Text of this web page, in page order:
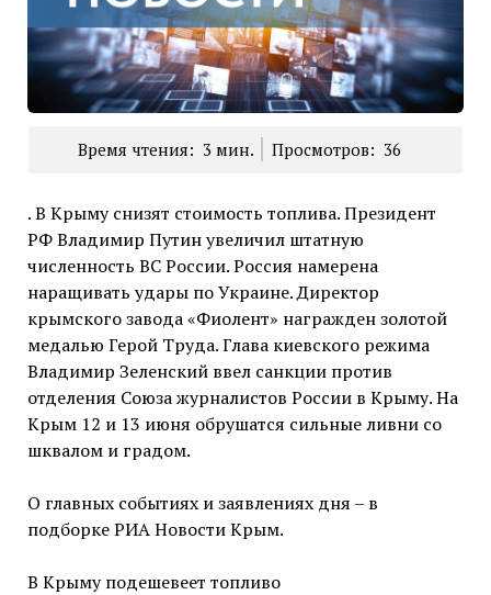
Время чтения: 3 мин. Просмотров: 36
. В Крыму снизят стоимость топлива. Президент
РФ Владимир Путин увеличил штатную
численность ВС России. Россия намерена
наращивать удары по Украине. Директор
крымского завода «Фиолент» награжден золотой
медалью Герой Труда. Глава киевского режима
Владимир Зеленский ввел санкции против
отделения Союза журналистов России в Крыму. На
Крым 12 и 13 июня обрушатся сильные ливни со
шквалом и градом.
О главных событиях и заявлениях дня – в
подборке РИА Новости Крым.
В Крыму подешевеет топливо